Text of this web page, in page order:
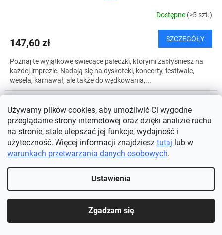
Używamy plików cookies, aby umożliwić Ci wygodne
przeglądanie strony internetowej oraz dzięki analizie ruchu
na stronie, stale ulepszać jej funkcje, wydajność i
użyteczność. Więcej informacji znajdziesz tutaj lub w
warunkach przetwarzania danych osobowych.
Ustawienia
Zgadzam się
Dostępne (>5 szt.)
147,60 zł SZCZEGÓŁY
Poznaj te wyjątkowe świecące pałeczki, którymi zabłyśniesz na
każdej imprezie. Nadają się na dyskoteki, koncerty, festiwale,
wesela, karnawał, ale także do wędkowania,...